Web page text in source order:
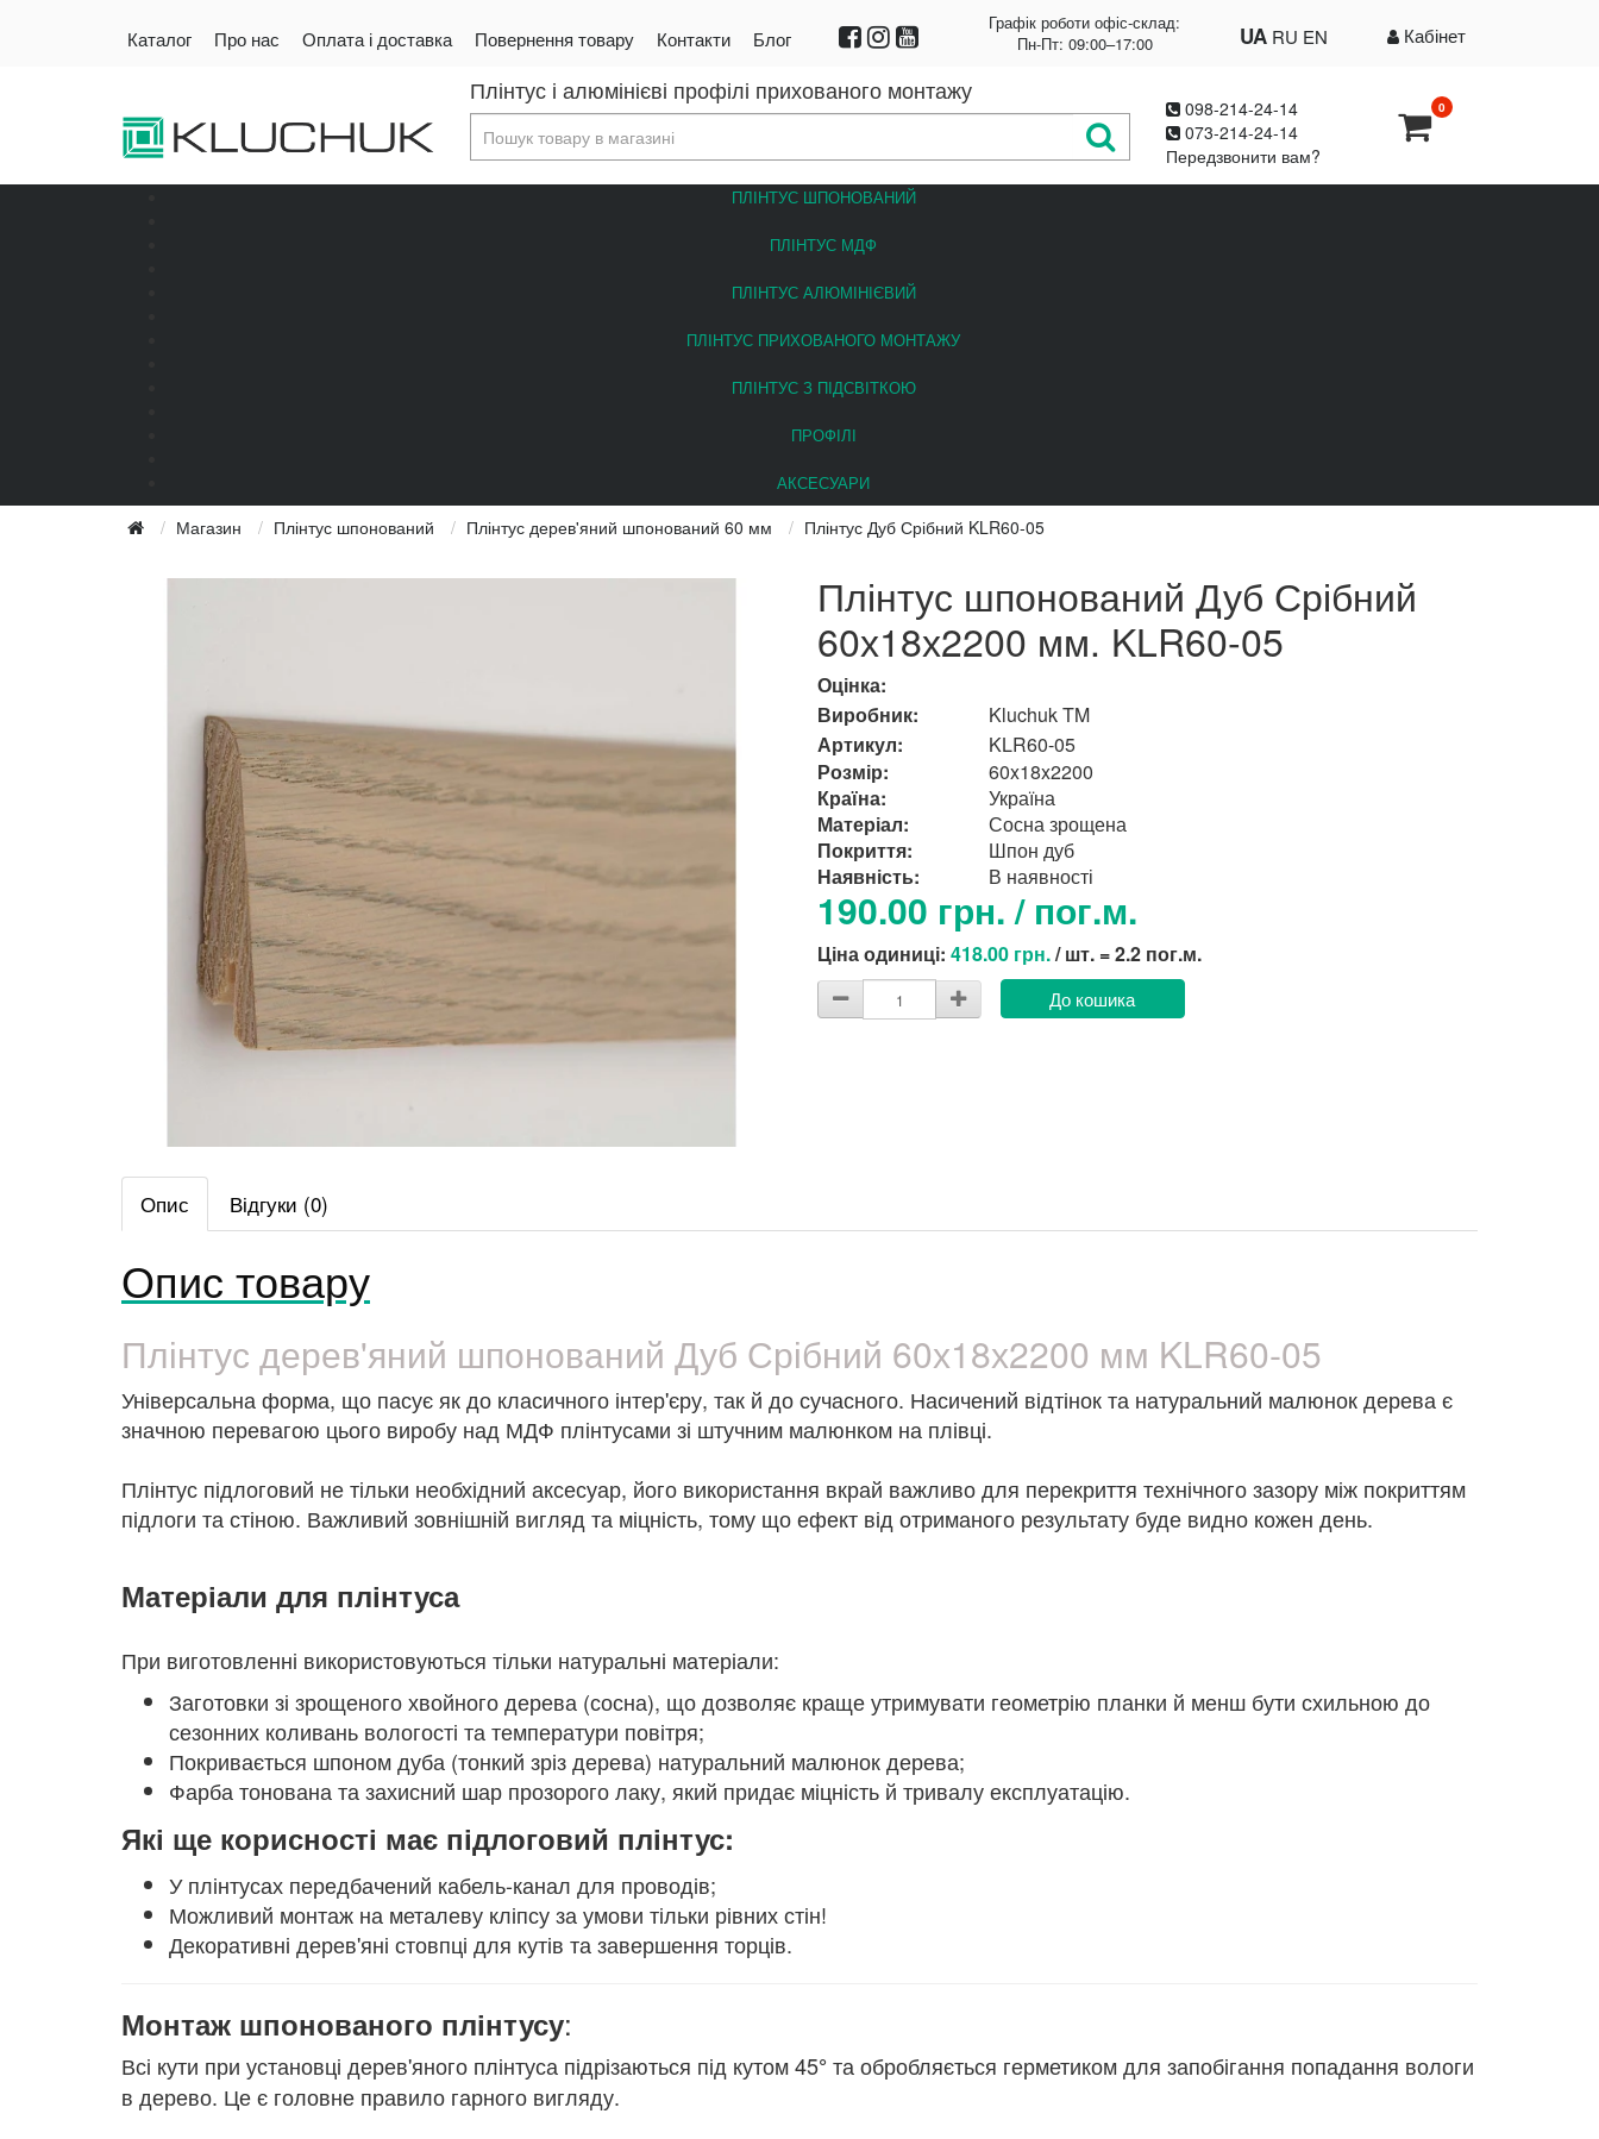
Каталог Про нас Оплата і доставка Повернення товару Контакти Блог Кабінет
UA RU EN
Графік роботи офіс-склад:
Пн-Пт: 09:00–17:00
Плінтус і алюмінієві профілі прихованого монтажу
098-214-24-14
073-214-24-14
Передзвонити вам?
0
ПЛІНТУС ШПОНОВАНИЙ
ПЛІНТУС МДФ
ПЛІНТУС АЛЮМІНІЄВИЙ
ПЛІНТУС ПРИХОВАНОГО МОНТАЖУ
ПЛІНТУС З ПІДСВІТКОЮ
ПРОФІЛІ
АКСЕСУАРИ
Магазин Плінтус шпонований Плінтус дерев'яний шпонований 60 мм Плінтус Дуб Срібний KLR60-05
Плінтус шпонований Дуб Срібний
60х18х2200 мм. KLR60-05
Оцінка:
Виробник:
Kluchuk TM
Артикул:
KLR60-05
Розмір:
60x18x2200
Країна:
Україна
Матеріал:
Сосна зрощена
Покриття:
Шпон дуб
Наявність:
В наявності
190.00 грн. / пог.м.
Ціна одиниці: 418.00 грн./ шт. = 2.2 пог.м.
До кошика
Опис Відгуки (0)
Опис товару
Плінтус дерев'яний шпонований Дуб Срібний 60х18х2200 мм KLR60-05
Універсальна форма, що пасує як до класичного інтер'єру, так й до сучасного. Насичений відтінок та натуральний малюнок дерева є
значною перевагою цього виробу над МДФ плінтусами зі штучним малюнком на плівці.
Плінтус підлоговий не тільки необхідний аксесуар, його використання вкрай важливо для перекриття технічного зазору між покриттям
підлоги та стіною. Важливий зовнішній вигляд та міцність, тому що ефект від отриманого результату буде видно кожен день.
Матеріали для плінтуса
При виготовленні використовуються тільки натуральні матеріали:
Заготовки зі зрощеного хвойного дерева (сосна), що дозволяє краще утримувати геометрію планки й менш бути схильною до
сезонних коливань вологості та температури повітря;
Покривається шпоном дуба (тонкий зріз дерева) натуральний малюнок дерева;
Фарба тонована та захисний шар прозорого лаку, який придає міцність й тривалу експлуатацію.
Які ще корисності має підлоговий плінтус:
У плінтусах передбачений кабель-канал для проводів;
Можливий монтаж на металеву кліпсу за умови тільки рівних стін!
Декоративні дерев'яні стовпці для кутів та завершення торців.
Монтаж шпонованого плінтусу:
Всі кути при установці дерев'яного плінтуса підрізаються під кутом 45°та обробляється герметиком для запобігання попадання вологи
в дерево. Це є головне правило гарного вигляду.